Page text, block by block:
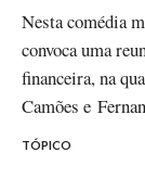
Nesta comédia
convoca uma
financeira, na
Camões e
TÓPICO